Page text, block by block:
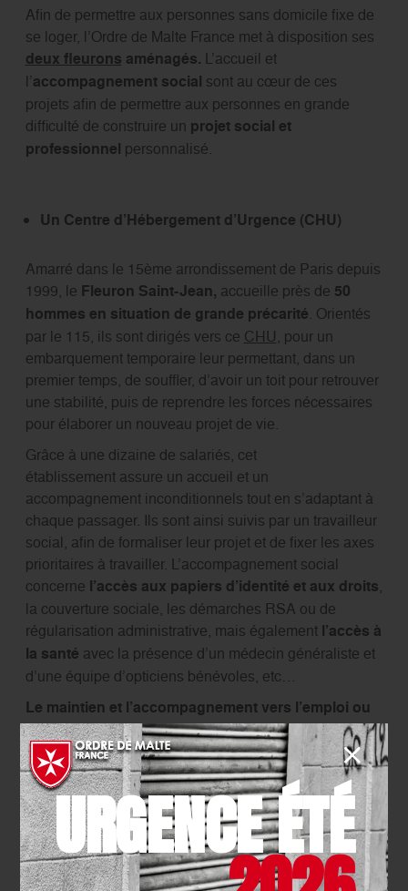
Afin de permettre aux personnes sans domicile fixe de
se loger, l’Ordre de Malte France met à disposition ses
deux fleurons aménagés. L’accueil et
l’accompagnement social sont au cœur de ces
projets afin de permettre aux personnes en grande
difficulté de construire un projet social et
professionnel personnalisé.
Un Centre d’Hébergement d’Urgence (CHU)
Amarré dans le 15ème arrondissement de Paris depuis
1999, le Fleuron Saint-Jean, accueille près de 50
hommes en situation de grande précarité. Orientés
par le 115, ils sont dirigés vers ce CHU, pour un
embarquement temporaire leur permettant, dans un
premier temps, de souffler, d’avoir un toit pour retrouver
une stabilité, puis de reprendre les forces nécessaires
pour élaborer un nouveau projet de vie.
Grâce à une dizaine de salariés, cet
établissement assure un accueil et un
accompagnement inconditionnels tout en s’adaptant à
chaque passager. Ils sont ainsi suivis par un travailleur
social, afin de formaliser leur projet et de fixer les axes
prioritaires à travailler. L’accompagnement social
concerne l’accès aux papiers d’identité et aux droits,
la couverture sociale, les démarches RSA ou de
régularisation administrative, mais également l’accès à
la santé avec la présence d’un médecin généraliste et
d’une équipe d’opticiens bénévoles, etc…
Le maintien et l’accompagnement vers l’emploi ou
la formation professionnelle,comme la rédaction de
CV et la prise de contact avec les spécialistes de
l’emploi et lasocialisation font également parties du
programme de réinsertion. Les passagers sont
orientés vers les accueils de jour parisiens et peuvent
participer à des activités, rencontrer des juristes, des
référents sociaux, des agents administratifs de la
CPAM (Caisse Primaire d’Assurance Maladie).
URGENCE ÉTÉ